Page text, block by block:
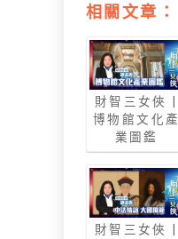
相關文章：
財智三女俠 |
博物館文化產
業圖鑑
財智三女俠 |